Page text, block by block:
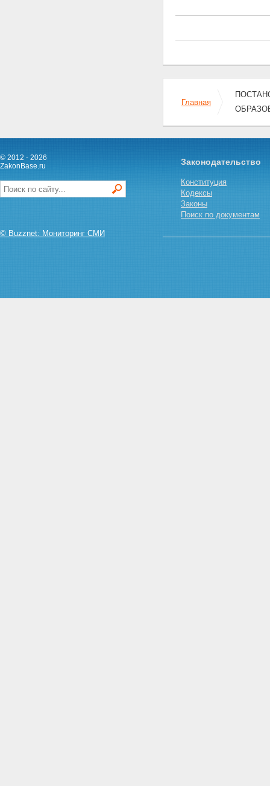
Главная
© 2012 - 2026
ZakonBase.ru
© Buzznet: Мониторинг СМИ
Законодательство
Конституция
Кодексы
Законы
Поиск по документам